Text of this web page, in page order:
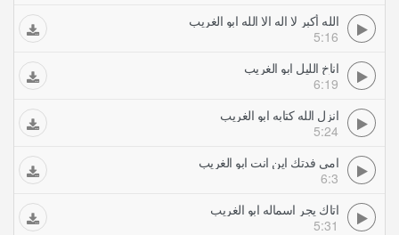
الله أكبر لا اله الا الله ابو الغريب
5:16
اناخ الليل ابو الغريب
6:19
انزل الله كتابه ابو الغريب
5:24
امي فدتك اين انت ابو الغريب
6:3
اتاك يجر اسماله ابو الغريب
5:31